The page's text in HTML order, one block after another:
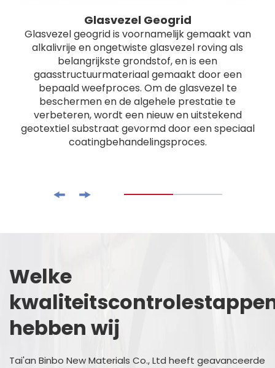
Glasvezel Geogrid
Glasvezel geogrid is voornamelijk gemaakt van
alkalivrije en ongetwiste glasvezel roving als
belangrijkste grondstof, en is een
gaasstructuurmateriaal gemaakt door een
bepaald weefproces. Om de glasvezel te
beschermen en de algehele prestatie te
verbeteren, wordt een nieuw en uitstekend
geotextiel substraat gevormd door een speciaal
coatingbehandelingsproces.
Welke
hebben wij
Tai'an Binbo New Materials Co., Ltd heeft geavanceerde